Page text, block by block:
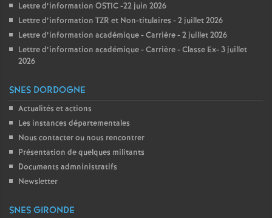
Lettre d’information OSTIC -22 juin 2026
Lettre d’information TZR et Non-titulaires - 2 juillet 2026
Lettre d’information académique - Carrière - 2 juillet 2026
Lettre d’information académique - Carrière - Classe Ex- 3 juillet
2026
SNES DORDOGNE
Actualités et actions
Les instances départementales
Nous contacter ou nous rencontrer
Présentation de quelques militants
Documents admninistratifs
Newsletter
SNES GIRONDE